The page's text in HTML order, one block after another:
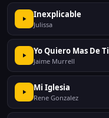
Inexplicable
Julissa
Yo Quiero Mas De Ti
Jaime Murrell
Mi Iglesia
Rene Gonzalez